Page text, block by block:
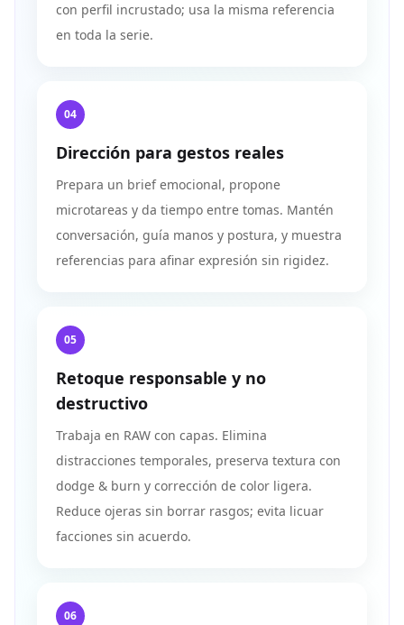
con perfil incrustado; usa la misma referencia
en toda la serie.
04
Dirección para gestos reales
Prepara un brief emocional, propone
microtareas y da tiempo entre tomas. Mantén
conversación, guía manos y postura, y muestra
referencias para afinar expresión sin rigidez.
05
Retoque responsable y no
destructivo
Trabaja en RAW con capas. Elimina
distracciones temporales, preserva textura con
dodge & burn y corrección de color ligera.
Reduce ojeras sin borrar rasgos; evita licuar
facciones sin acuerdo.
06